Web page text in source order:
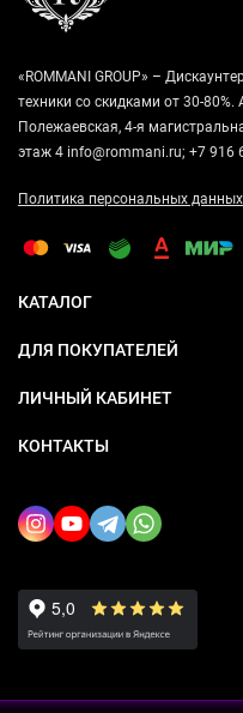
«ROMMANI GROUP» –
техники со скидками от 30-
Полежаевская, 4-я
этаж 4 info@rommani.ru; +7 916
Политика персональных данных
КАТАЛОГ
ДЛЯ ПОКУПАТЕЛЕЙ
ЛИЧНЫЙ КАБИНЕТ
КОНТАКТЫ